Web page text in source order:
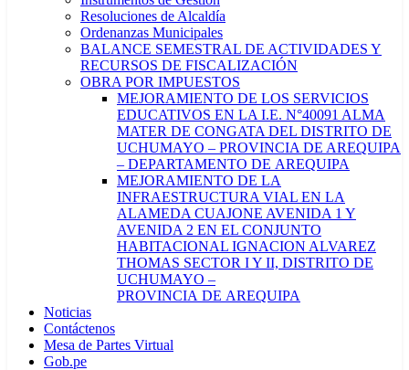
Resoluciones de Alcaldía
Ordenanzas Municipales
BALANCE SEMESTRAL DE ACTIVIDADES Y
RECURSOS DE FISCALIZACIÓN
OBRA POR IMPUESTOS
MEJORAMIENTO DE LOS SERVICIOS
EDUCATIVOS EN LA I.E. N°40091 ALMA
MATER DE CONGATA DEL DISTRITO DE
UCHUMAYO – PROVINCIA DE AREQUIPA
– DEPARTAMENTO DE AREQUIPA
MEJORAMIENTO DE LA
INFRAESTRUCTURA VIAL EN LA
ALAMEDA CUAJONE AVENIDA 1 Y
AVENIDA 2 EN EL CONJUNTO
HABITACIONAL IGNACION ALVAREZ
THOMAS SECTOR I Y II, DISTRITO DE
UCHUMAYO –
PROVINCIA DE AREQUIPA
Noticias
Contáctenos
Mesa de Partes Virtual
Gob.pe